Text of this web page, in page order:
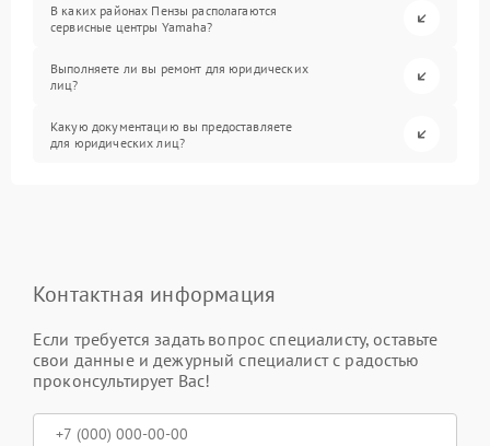
В каких районах Пензы располагаются
сервисные центры Yamaha?
Выполняете ли вы ремонт для юридических
лиц?
Какую документацию вы предоставляете
для юридических лиц?
Контактная информация
Если требуется задать вопрос специалисту, оставьте
свои данные и дежурный специалист с радостью
проконсультирует Вас!